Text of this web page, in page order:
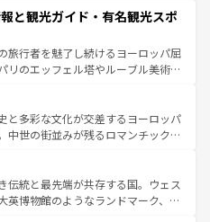
で、忘れられない旅をしてみよう！
報は
は、情熱的なフラメンコ、熱気あふ
しいタパスが生活の一部となってい
洗練された雰囲気や、バルセロナの
ら、地方では古代ローマ遺跡や中世
土や気候が異なるスペインはその個
性で訪れる人を魅了する。 なお、新着のスペイン情報は コ
てほしい。
と観光ガイド・有名観光スポ
旅行者を魅了し続けるヨーロッパ屈
リのエッフェル塔やルーブル美術館
っている。華麗な宮殿、歴史的な大
そして豊かな自然が、訪れる者を心
フランスは美食の国としても知ら
祥地であるランス、プロヴァンスの
など、多彩な楽しみ方が可能だ。さ
にも魅力が溢れており、どの街角に
と多彩な文化が交差するヨーロッパ
中世の街並みが残るロマンチック街
こを歩いても飽きることがない。ベ
バイエルン州のアルプスの絶景、そ
イン畑といった風景は必見。ビール
伝統と最先端が共存する国。ウェス
英博物館のようなランドマーク、歴